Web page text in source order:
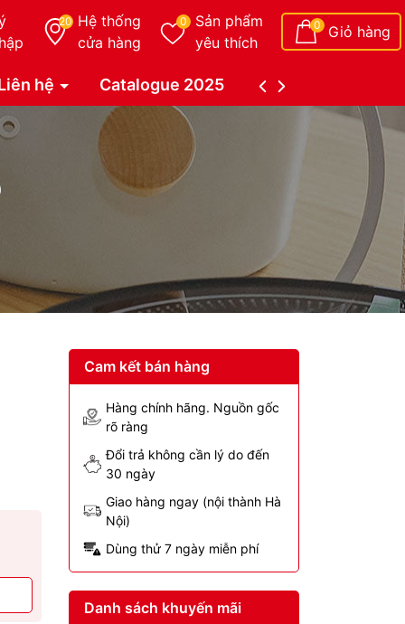
20 Hệ thống
cửa hàng
0
Sản phẩm
yêu thích
0 Giỏ hàng
hệ Catalogue 2025 Catalogue Duy Tân
Cam kết bán hàng
Hàng chính hãng. Nguồn gốc
rõ ràng
Đổi trả không cần lý do đến
30 ngày
Giao hàng ngay (nội thành Hà
Nội)
Dùng thử 7 ngày miễn phí
Danh sách khuyến mãi